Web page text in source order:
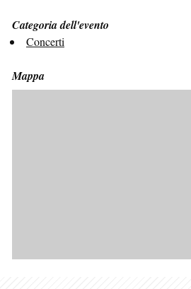
Categoria dell'evento
Concerti
Mappa